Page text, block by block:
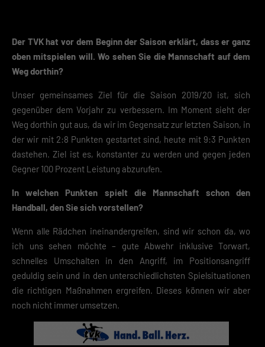
Der TVK hat vor dem Beginn der Saison erklärt, dass er ganz
oben mitspielen will. Wo sehen Sie die Mannschaft auf dem
Weg dorthin?
Unser gemeinsames Ziel für die Saison 2019/20 ist, sich
gegenüber dem Vorjahr zu verbessern. Im Moment sieht der
Weg dorthin gut aus, da wir im Gegensatz zur letzten Saison, in
der wir mit 2:8 Punkten gestartet sind, heute mit 9:3 Punkten
dastehen. Ziel ist es, konstanter zu werden und gegen jeden
Gegner 100 Prozent Leistung abzurufen.
In welchen Punkten spielt die Mannschaft schon den
Handball, den Sie sich vorstellen?
Wenn alle Rädchen ineinandergreifen, sind wir schon da, wo
ich uns sehen möchte – gute Abwehr inklusive Torwart,
schnelles Umschalten in den Angriff, im Positionsangriff
geduldig sein und in den unterschiedlichsten Spielsituationen
die richtigen Maßnahmen ergreifen. Dieses können wir aber
noch nicht immer umsetzen.